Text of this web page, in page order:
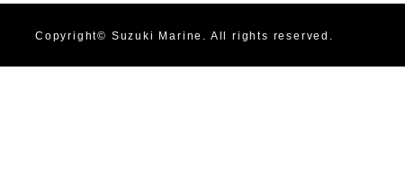
Copyright© Suzuki Marine . All rights reserved.